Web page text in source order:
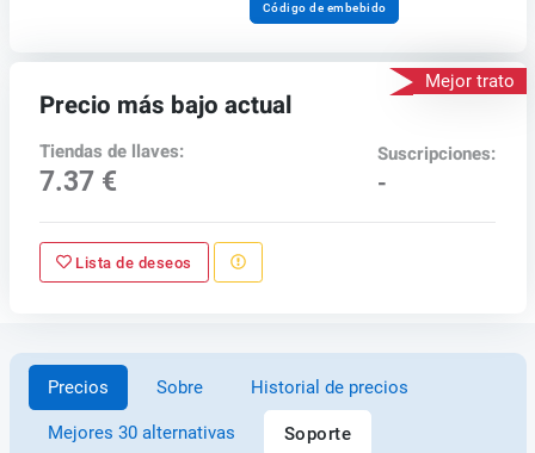
Código de embebido
Mejor trato
Precio más bajo actual
Tiendas de llaves:
7.37 €
Suscripciones:
-
Lista de deseos
Precios Sobre Historial de precios
Mejores 30 alternativas Soporte